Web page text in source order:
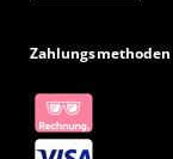
Zahlungsmethoden